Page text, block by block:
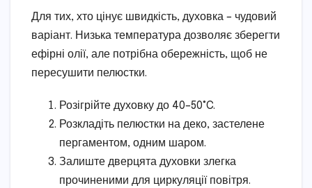
Для тих, хто цінує швидкість, духовка – чудовий
варіант. Низька температура дозволяє зберегти
ефірні олії, але потрібна обережність, щоб не
пересушити пелюстки.
Розігрійте духовку до 40–50°C.
Розкладіть пелюстки на деко, застелене
пергаментом, одним шаром.
Залиште дверцята духовки злегка
прочиненими для циркуляції повітря.